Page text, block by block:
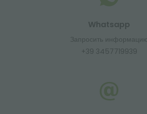
Whatsapp
Запросить информацию
+39 3457719939